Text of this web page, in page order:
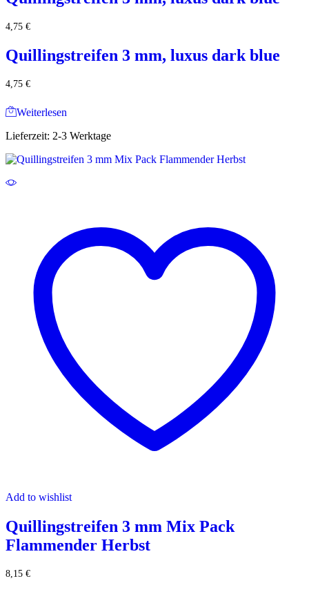
4,75 €
Quillingstreifen 3 mm, luxus dark blue
4,75 €
Weiterlesen
Lieferzeit: 2-3 Werktage
Add to wishlist
Quillingstreifen 3 mm Mix Pack
Flammender Herbst
8,15 €